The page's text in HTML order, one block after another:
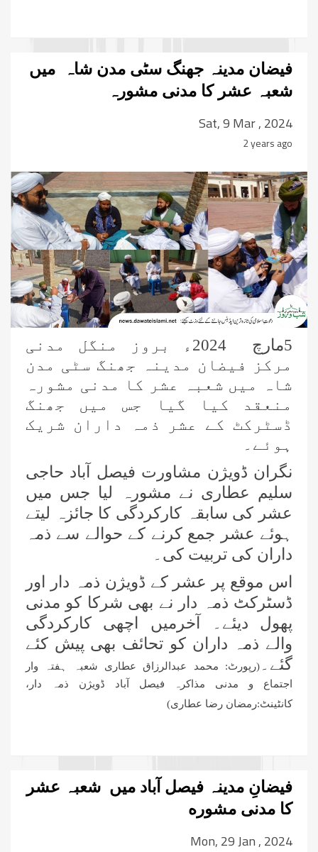
فیضان مدینہ جھنگ سٹی مدن شاہ میں
شعبہ عشر کا مدنی مشورہ
Sat, 9 Mar , 2024
2 years ago
5مارچ 2024ء بروز منگل مدنی
مرکز فیضان مدینہ جھنگ سٹی مدن
شاہ میں شعبہ عشر کا مدنی مشورہ
منعقد کیا گیا جس میں جھنگ
ڈسٹرکٹ کے عشر ذمہ داران شریک
ہوئے۔
نگران ڈویژن مشاورت فیصل آباد حاجی
سلیم عطاری نے مشورہ لیا جس میں
عشر کی سابقہ کارکردگی کا جائزہ لیتے
ہوئے عشر جمع کرنے کے حوالے سے ذمہ
داران کی تربیت کی۔
اس موقع پر عشر کے ڈویژن ذمہ دار اور
ڈسٹرکٹ ذمہ دار نے بھی شرکا کو مدنی
پھول دیئے۔ آخرمیں اچھی کارکردگی
والے ذمہ داران کو تحائف بھی پیش کئے
گئے۔ (رپورٹ: محمد عبدالرزاق عطاری شعبہ ہفتہ وار
اجتماع و مدنی مذاکرہ فیصل آباد ڈویژن ذمہ دار،
کانٹینٹ:رمضان رضا عطاری)
فیضانِ مدینہ فیصل آباد میں شعبہ عشر
کا مدنی مشوره
Mon, 29 Jan , 2024